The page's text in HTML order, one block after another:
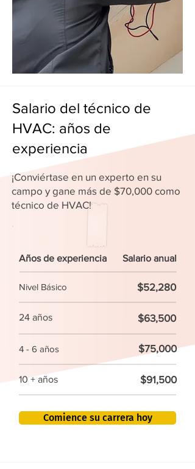
Salario del técnico de
HVAC: años de
experiencia
¡Conviértase en un experto en su
campo y gane más de $70,000 como
técnico de HVAC!
Años de experiencia Salario anual
Nivel Básico $52,280
24 años $63,500
4 - 6 años $75,000
10 + años $91,500
Comience su carrera hoy